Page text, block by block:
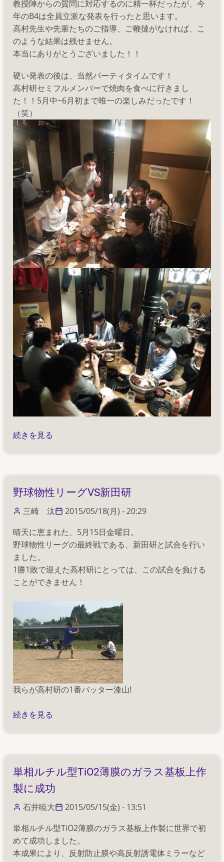
教授陣からの質問に対応するのに精一杯だったが、今
年のB4は全員立派な発表を行ったと思います。
高村先生や先輩たちのご指導、ご鞭撻がなければ、こ
のような結果は残せません。
本当にありがとうございました！！
硬い発表の後は、当然パーティタイムです！
高村研セミフルメンバーで焼肉を食べに行きまし
た！！5月中~6月初まで唯一の楽しみだったです！
（笑）
2015
奮
闘
記
本
番
＋
打
ち
~
の
続きを見る
野球物性リーグVS新田研
三崎 汰
2015/05/18(月) - 20:29
晴天に恵まれた、5月15日金曜日。
野球物性リーグの最終戦である、新田研と試合を行い
ました。
1勝1敗で迎えた高村研にとっては、この試合を負ける
ことができません！
我らが高村研の1番バッター漆山!
野
リ
ー
グ
VS
田
研
の
続きを見る
単相ルチル型TiO2薄膜のガラス基板上作
製に成功
石井暁大
2015/05/15(金) - 13:51
単相ルチル型TiO2薄膜のガラス基板上作製に世界で初
めて成功しました。
本成果により、反射防止膜や高反射誘電体ミラーなど